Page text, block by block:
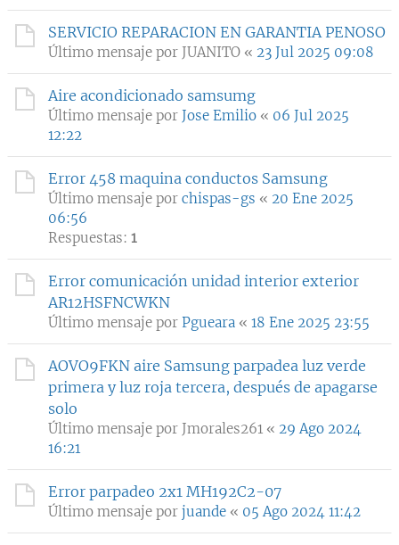
SERVICIO REPARACION EN GARANTIA PENOSO
Último mensaje por JUANITO « 23 Jul 2025 09:08
Aire acondicionado samsumg
Último mensaje por Jose Emilio « 06 Jul 2025
12:22
Error 458 maquina conductos Samsung
Último mensaje por chispas-gs « 20 Ene 2025
06:56
Respuestas: 1
Error comunicación unidad interior exterior
AR12HSFNCWKN
Último mensaje por Pgueara « 18 Ene 2025 23:55
AOVO9FKN aire Samsung parpadea luz verde
primera y luz roja tercera, después de apagarse
solo
Último mensaje por Jmorales261 « 29 Ago 2024
16:21
Error parpadeo 2x1 MH192C2-07
Último mensaje por juande « 05 Ago 2024 11:42